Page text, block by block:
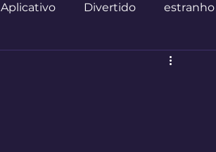
Aplicativo Divertido estranho